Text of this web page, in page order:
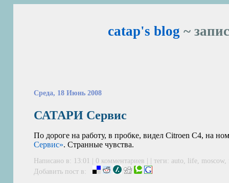
catap's blog ~
Среда, 18 Июнь 2008
САТАРИ Сервис
По дороге на работу, в пробке, видел Citroen C4, на
Сервис». Странные чувства.
Написано в: 13:01 | 0 комментариев | | теги: auto life moscow,
Добавить пост в: